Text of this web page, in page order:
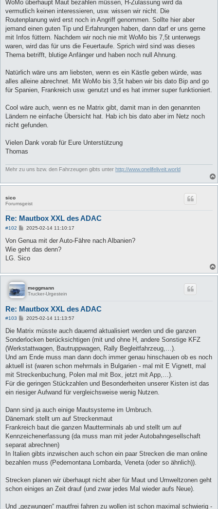
WoMo überhaupt Maut bezahlen müssen, H-Zulassung wird da
vermutlich keinen interessieren, usw. wissen wir nicht. Die
Routenplanung wird erst noch in Angriff genommen. Sollte hier aber
jemand einen guten Tip und Erfahrungen haben, dann darf er uns gerne
mit Infos füttern. Nachdem wir noch nie mit WoMo bis 7,5t unterwegs
waren, wird das für uns die Feuertaufe. Sprich wird sind was dieses
Thema betrifft, blutige Anfänger und haben noch null Ahnung.
Natürlich wäre uns am liebsten, wenn es ein Kästle geben würde, was
alles alleine abrechnet. Mit WoMo bis 3,5t haben wir bis dato Bip and go
für Spanien, Frankreich usw. genutzt und es hat immer super funktioniert.
Cool wäre auch, wenn es ne Matrix gibt, damit man in den genannten
Ländern ne einfache Übersicht hat. Hab ich bis dato aber im Netz noch
nicht gefunden.
Vielen Dank vorab für Eure Unterstützung
Thomas
Mehr zu uns bzw. den Fahrzeugen gibts unter http://www.onelifeliveit.world
sico
Forumsgeist
Re: Mautbox XXL des ADAC
#102
B
i
r
a
2025-02-14 11:10:17
Von Genua mit der Auto-Fähre nach Albanien?
Wie geht das denn?
LG. Sico
meggmann
Trucker-Urgestein
Re: Mautbox XXL des ADAC
#103
B
i
r
a
2025-02-14 11:13:57
Die Matrix müsste auch dauernd aktualisiert werden und die ganzen
Sonderlocken berücksichtigen (mit und ohne H, andere Sonstige KFZ
(Werkstattwagen, Bautruppwagen, Rally Begleitfahrzeug,…).
Und am Ende muss man dann doch immer genau hinschauen ob es noch
aktuell ist (waren schon mehrmals in Bulgarien - mal mit E Vignett, mal
mit Streckenbuchung, Polen mal mit Box, jetzt mit App,…).
Für die geringen Stückzahlen und Besonderheiten unserer Kisten ist das
ein riesiger Aufwand für vergleichsweise wenig Nutzen.
Dann sind ja auch einige Mautsysteme im Umbruch.
Dänemark stellt um auf Streckenmaut
Frankreich baut die ganzen Mautterminals ab und stellt um auf
Kennzeichenerfassung (da muss man mit jeder Autobahngesellschaft
separat abrechnen)
In Italien gibts inzwischen auch schon ein paar Strecken die man online
bezahlen muss (Pedemontana Lombarda, Veneta (oder so ähnlich)).
Strecken planen wir überhaupt nicht aber für Maut und Umweltzonen geht
schon einiges an Zeit drauf (und zwar jedes Mal wieder aufs Neue).
Und „gezwungen“ mautfrei fahren zu wollen ist schon maximal schwierig -